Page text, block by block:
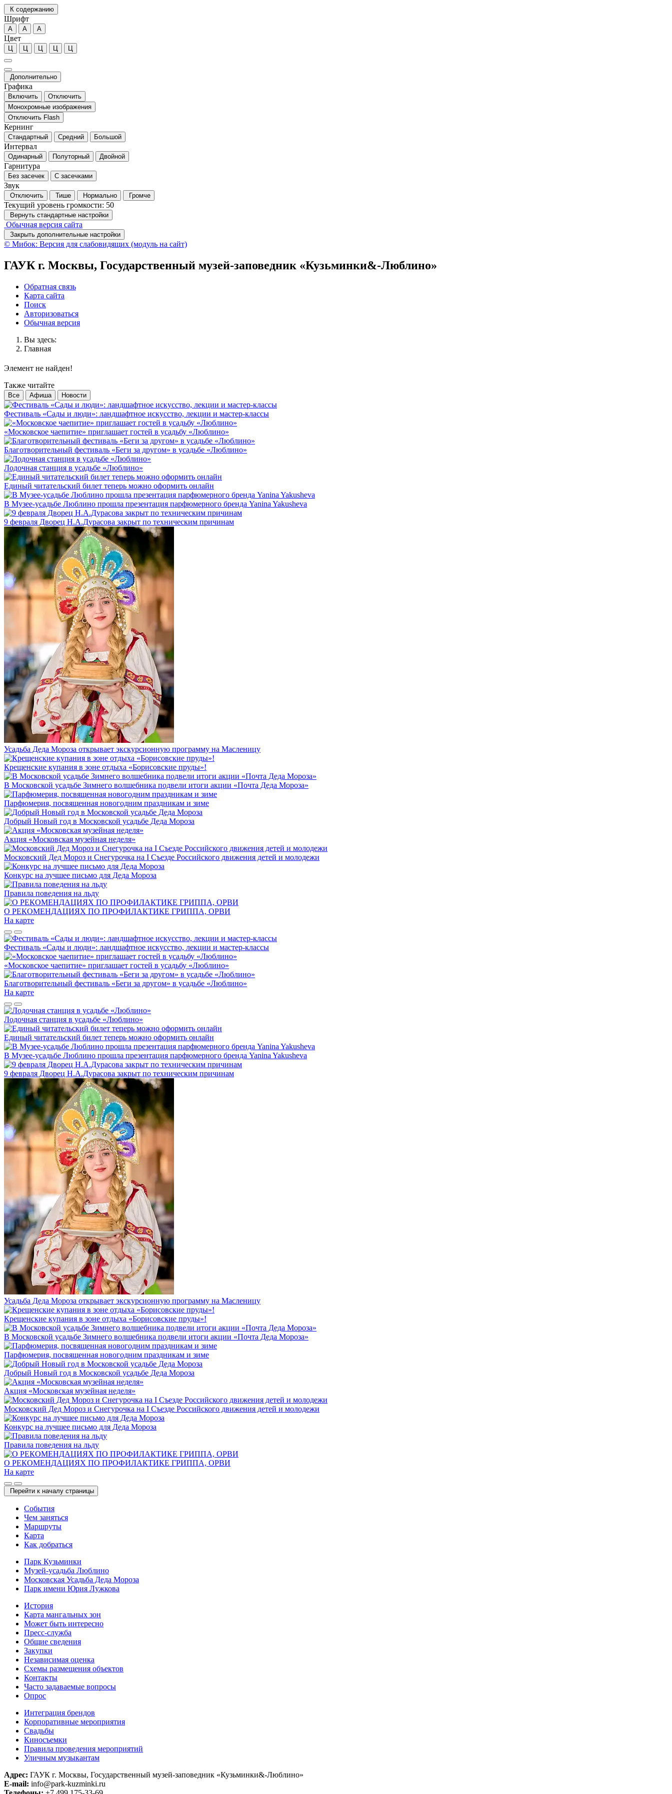
К содержанию
Шрифт
А А А
Цвет
Ц Ц Ц Ц Ц
Дополнительно
Графика
Включить
Отключить
Монохромные изображения
Отключить Flash
Кернинг
Стандартный Средний Большой
Интервал
Одинарный Полуторный Двойной
Гарнитура
Без засечек С засечками
Звук
Отключить Тише Нормально Громче
Текущий уровень громкости: 50
Вернуть стандартные настройки
Обычная версия сайта
Закрыть дополнительные настройки
© Мибок: Версия для слабовидящих (модуль на сайт)
ГАУК г. Москвы, Государственный музей-заповедник «Кузьминки&-Люблино»
Обратная связь
Карта сайта
Поиск
Авторизоваться
Обычная версия
Вы здесь:
Главная
Элемент не найден!
Также читайте
Все Афиша Новости
Фестиваль «Сады и люди»: ландшафтное искусство, лекции и мастер-классы
«Московское чаепитие» приглашает гостей в усадьбу «Люблино»
Благотворительный фестиваль «Беги за другом» в усадьбе «Люблино»
Лодочная станция в усадьбе «Люблино»
Единый читательский билет теперь можно оформить онлайн
В Музее-усадьбе Люблино прошла презентация парфюмерного бренда Yanina Yakusheva
9 февраля Дворец Н.А.Дурасова закрыт по техническим причинам
Усадьба Деда Мороза открывает экскурсионную программу на Масленицу
Крещенские купания в зоне отдыха «Борисовские пруды»!
В Московской усадьбе Зимнего волшебника подвели итоги акции «Почта Деда Мороза»
Парфюмерия, посвященная новогодним праздникам и зиме
Добрый Новый год в Московской усадьбе Деда Мороза
Акция «Московская музейная неделя»
Московский Дед Мороз и Снегурочка на I Съезде Российского движения детей и молодежи
Конкурс на лучшее письмо для Деда Мороза
Правила поведения на льду
О РЕКОМЕНДАЦИЯХ ПО ПРОФИЛАКТИКЕ ГРИППА, ОРВИ
На карте
Фестиваль «Сады и люди»: ландшафтное искусство, лекции и мастер-классы
«Московское чаепитие» приглашает гостей в усадьбу «Люблино»
Благотворительный фестиваль «Беги за другом» в усадьбе «Люблино»
На карте
Лодочная станция в усадьбе «Люблино»
Единый читательский билет теперь можно оформить онлайн
В Музее-усадьбе Люблино прошла презентация парфюмерного бренда Yanina Yakusheva
9 февраля Дворец Н.А.Дурасова закрыт по техническим причинам
Усадьба Деда Мороза открывает экскурсионную программу на Масленицу
Крещенские купания в зоне отдыха «Борисовские пруды»!
В Московской усадьбе Зимнего волшебника подвели итоги акции «Почта Деда Мороза»
Парфюмерия, посвященная новогодним праздникам и зиме
Добрый Новый год в Московской усадьбе Деда Мороза
Акция «Московская музейная неделя»
Московский Дед Мороз и Снегурочка на I Съезде Российского движения детей и молодежи
Конкурс на лучшее письмо для Деда Мороза
Правила поведения на льду
О РЕКОМЕНДАЦИЯХ ПО ПРОФИЛАКТИКЕ ГРИППА, ОРВИ
На карте
Перейти к началу страницы
Cобытия
Чем заняться
Маршруты
Карта
Как добраться
Парк Кузьминки
Музей-усадьба Люблино
Московская Усадьба Деда Мороза
Парк имени Юрия Лужкова
История
Карта мангальных зон
Может быть интересно
Пресс-служба
Общие сведения
Закупки
Независимая оценка
Схемы размещения объектов
Контакты
Часто задаваемые вопросы
Опрос
Интеграция брендов
Корпоративные мероприятия
Свадьбы
Киносъемки
Правила проведения мероприятий
Уличным музыкантам
Адрес: ГАУК г. Москвы, Государственный музей-заповедник «Кузьминки&-Люблино»
E-mail: info@park-kuzminki.ru